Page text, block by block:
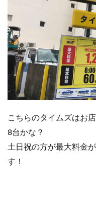
こちらのタイムズはお
8台かな？
土日祝の方が最大料金
す！